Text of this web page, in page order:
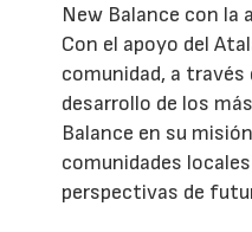
New Balance con la
Con el apoyo del
comunidad, a través
desarrollo de los
Balance en su
comunidades
perspectivas de